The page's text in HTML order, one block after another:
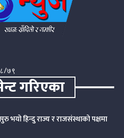
७९
गरिएका
भयो हिन्दु राज्य र राजसंस्थाको पक्षमा